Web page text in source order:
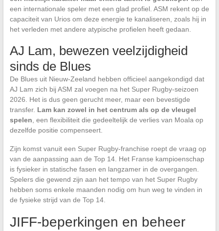
een internationale speler met een glad profiel. ASM rekent op de
capaciteit van Urios om deze energie te kanaliseren, zoals hij in
het verleden met andere atypische profielen heeft gedaan.
AJ Lam, bewezen veelzijdigheid
sinds de Blues
De Blues uit Nieuw-Zeeland hebben officieel aangekondigd dat
AJ Lam zich bij ASM zal voegen na het Super Rugby-seizoen
2026. Het is dus geen gerucht meer, maar een bevestigde
transfer. Lam kan zowel in het centrum als op de vleugel
spelen, een flexibiliteit die gedeeltelijk de verlies van Moala op
dezelfde positie compenseert.
Zijn komst vanuit een Super Rugby-franchise roept de vraag op
van de aanpassing aan de Top 14. Het Franse kampioenschap
is fysieker in statische fasen en langzamer in de overgangen.
Spelers die gewend zijn aan het tempo van het Super Rugby
hebben soms enkele maanden nodig om hun weg te vinden in
de fysieke strijd van de Top 14.
JIFF-beperkingen en beheer